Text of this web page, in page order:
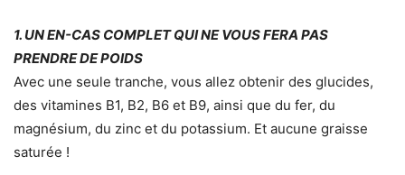
1. UN EN-CAS COMPLET QUI NE VOUS FERA PAS
PRENDRE DE POIDS
Avec une seule tranche, vous allez obtenir des glucides,
des vitamines B1, B2, B6 et B9, ainsi que du fer, du
magnésium, du zinc et du potassium. Et aucune graisse
saturée !